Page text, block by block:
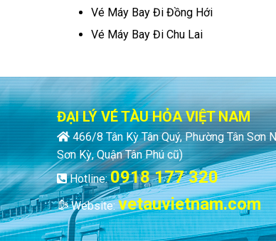
Vé Máy Bay Đi Đồng Hới
Vé Máy Bay Đi Chu Lai
ĐẠI LÝ VÉ TÀU HỎA VIỆT NAM
466/8 Tân Kỳ Tân Quý, Phường Tân Sơn
Sơn Kỳ, Quận Tân Phú cũ)
Hotline:0918 177 320
Website:vetauvietnam.com